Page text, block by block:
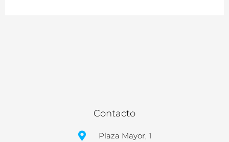
Contacto
Plaza Mayor, 1